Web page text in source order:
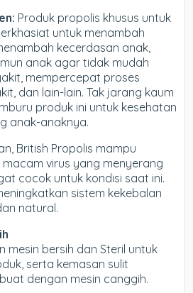
Produk propolis khusus untuk
untuk menambah
kecerdasan anak,
anak agar tidak mudah
mempercepat proses
dan lain-lain. Tak jarang kaum
produk ini untuk kesehatan
anak-anaknya.
British Propolis mampu
virus yang menyerang
cocok untuk kondisi saat ini.
sistem kekebalan
natural.
mesin bersih dan Steril untuk
serta kemasan sulit
dengan mesin canggih.